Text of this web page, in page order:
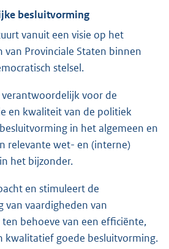
besluitvorming
vanuit een visie op het
van Provinciale Staten binnen
stelsel.
voor de
en kwaliteit van de politiek
in het algemeen en
relevante wet- en (interne)
het bijzonder.
en stimuleert de
van vaardigheden van
behoeve van een efficiënte,
kwalitatief goede besluitvorming.